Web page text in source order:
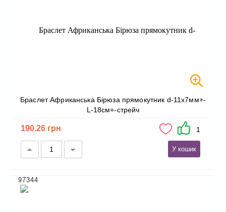
Браслет Африканська Бірюза прямокутник d-11х7мм+-
L-18см+-стрейч
190.26 грн 1
У кошик
97344